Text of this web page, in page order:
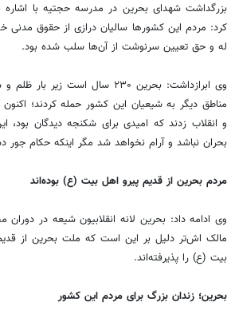
بزرگداشت شهدای بحرین در مدرسه حجتیه با
کرد: مردم این کشور‌ها سالیان درازی از حقوق
له و حق تعیین سرنوشت از آن‌ها سلب شده بود.
وی ابرازداشت: بحرین ۲۳۰ سال است
مناطق دیگر به شیعیان این کشور حمله کردند؛
و انقلاب زدند که امیدی برای شکنجه دیدگان بود،
بحران نباشد و آرام نخواهد شد مگر اینکه حکام جور
مردم بحرین از قدیم پیرو اهل بیت (ع) بوده‌اند
وی ادامه داد: بحرین لانه انقلابیون شیعه در دوران
مالک اش‌تر دلیل بر این است که ملت بحرین از
بیت (ع) را پذیرفته‌اند.
بحرین؛ زندان بزرگ برای مردم این کشور